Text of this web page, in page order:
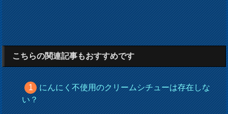
こちらの関連記事もおすすめです
にんにく不使用のクリームシチューは存在しな
い？